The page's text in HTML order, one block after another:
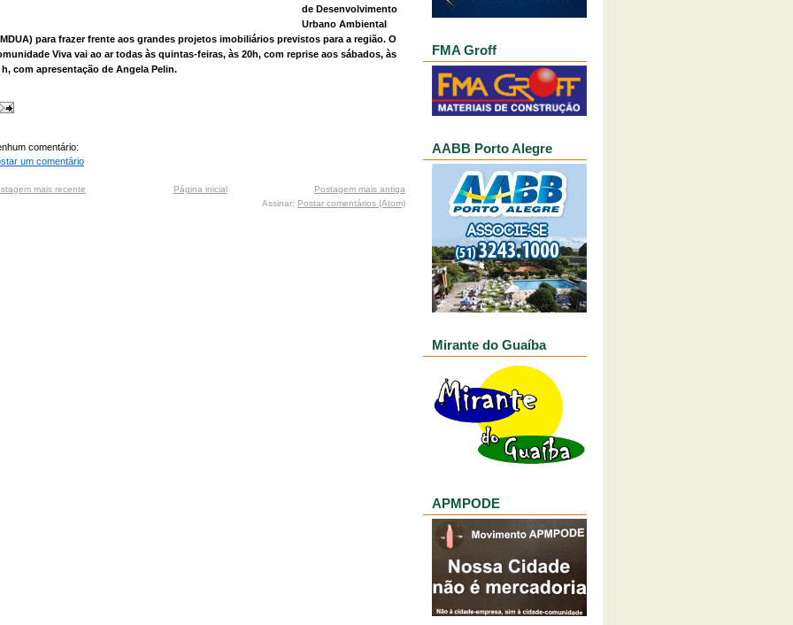
de Desenvolvimento
Urbano Ambiental
para frazer frente aos grandes projetos imobiliários previstos para a região. O
Viva vai ao ar todas às quintas-feiras, às 20h, com reprise aos sábados, às
h, com apresentação de Angela Pelin.
comentário:
um comentário
mais recente Postagem mais antiga
Página inicial
Assinar: Postar comentários (Atom)
FMA Groff
AABB Porto Alegre
Mirante do Guaíba
APMPODE